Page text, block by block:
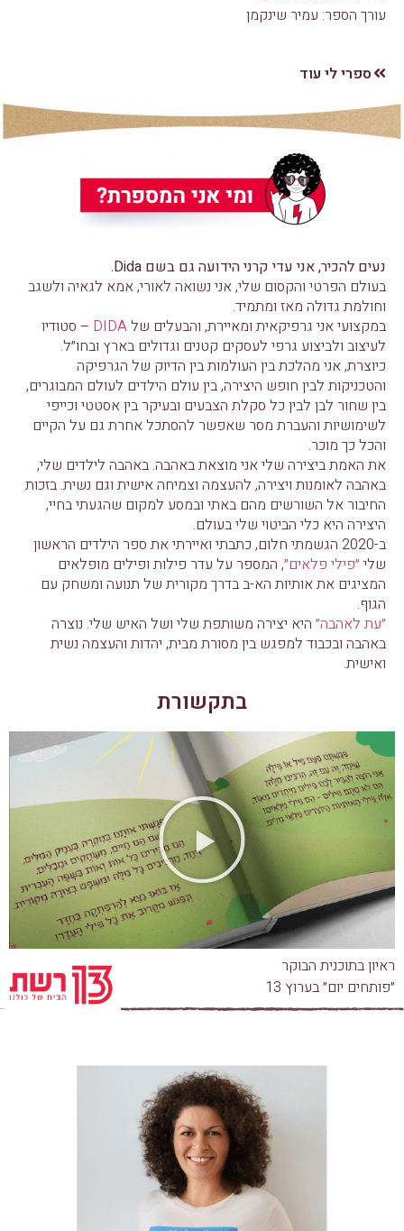
עורך הספר: עמיר שינקמן
ספרי לי עוד
נעים להכיר, אני עדי קרני הידועה גם בשם Dida.
בעולם הפרטי והקסום שלי, אני נשואה לאורי, אמא לגאיה ולשגב
וחולמת גדולה מאז ומתמיד.
במקצועי אני גרפיקאית ומאיירת, והבעלים שלDIDA – סטודיו
לעיצוב ולביצוע גרפי לעסקים קטנים וגדולים בארץ ובחו״ל.
כיוצרת, אני מהלכת בין העולמות בין הדיוק של הגרפיקה
והטכניקות לבין חופש היצירה, בין עולם הילדים לעולם המבוגרים,
בין שחור לבן לבין כל סקלת הצבעים ובעיקר בין אסטטי וכייפי
לשימושיות והעברת מסר שאפשר להסתכל אחרת גם על הקיים
והכל כך מוכר.
את האמת ביצירה שלי אני מוצאת באהבה. באהבה לילדים שלי,
באהבה לאומנות ויצירה, להעצמה וצמיחה אישית וגם נשית. בזכות
החיבור אל השורשים מהם באתי ובמסע למקום שהגעתי בחיי,
היצירה היא כלי הביטוי שלי בעולם.
ב-2020 הגשמתי חלום, כתבתי ואיירתי את ספר הילדים הראשון
שלי ״פילי פלאים״, המספר על עדר פילות ופילים מופלאים
המציגים את אותיות הא-ב בדרך מקורית של תנועה ומשחק עם
הגוף.
״עת לאהבה״ היא יצירה משותפת שלי ושל האיש שלי. נוצרה
באהבה ובכבוד למפגש בין מסורת מבית, יהדות והעצמה נשית
ואישית.
בתקשורת
ראיון בתוכנית הבוקר
״פותחים יום״ בערוץ 13